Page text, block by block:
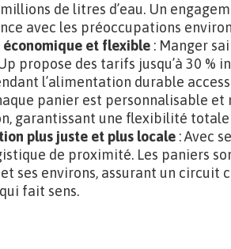
de litres d’eau. Un
avec les préoccupations
et flexible : Manger
propose des tarifs jusqu’à 30 %
l’alimentation durable
panier est personnalisable et
garantissant une flexibilité totale
plus juste et plus locale : Avec
de proximité. Les paniers
ses environs, assurant un circuit
fait sens.